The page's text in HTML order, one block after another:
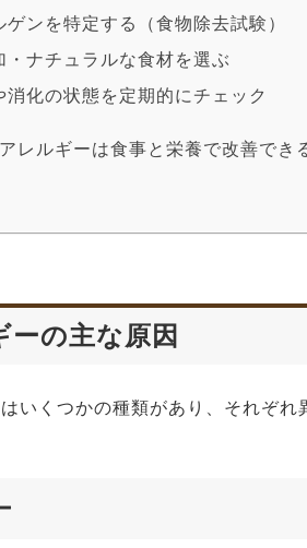
ゲンを特定する（食物除去試験）
・ナチュラルな食材を選ぶ
消化の状態を定期的にチェック
レルギーは食事と栄養で改善でき
ーの主な原因
いくつかの種類があり、それぞれ